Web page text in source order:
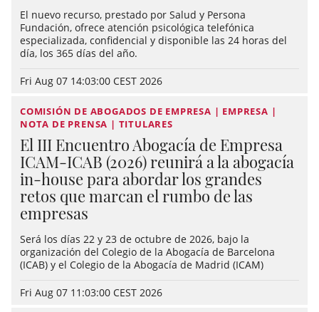
El nuevo recurso, prestado por Salud y Persona
Fundación, ofrece atención psicológica telefónica
especializada, confidencial y disponible las 24 horas del
día, los 365 días del año.
Fri Aug 07 14:03:00 CEST 2026
COMISIÓN DE ABOGADOS DE EMPRESA | EMPRESA |
NOTA DE PRENSA | TITULARES
El III Encuentro Abogacía de Empresa
ICAM-ICAB (2026) reunirá a la abogacía
in-house para abordar los grandes
retos que marcan el rumbo de las
empresas
Será los días 22 y 23 de octubre de 2026, bajo la
organización del Colegio de la Abogacía de Barcelona
(ICAB) y el Colegio de la Abogacía de Madrid (ICAM)
Fri Aug 07 11:03:00 CEST 2026